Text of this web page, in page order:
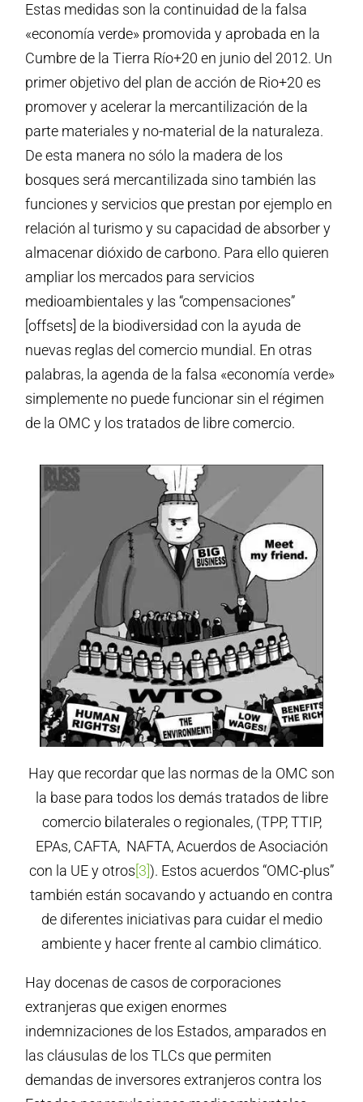
Estas medidas son la continuidad de la falsa
«economía verde» promovida y aprobada en la
Cumbre de la Tierra Río+20 en junio del 2012. Un
primer objetivo del plan de acción de Rio+20 es
promover y acelerar la mercantilización de la
parte materiales y no-material de la naturaleza.
De esta manera no sólo la madera de los
bosques será mercantilizada sino también las
funciones y servicios que prestan por ejemplo en
relación al turismo y su capacidad de absorber y
almacenar dióxido de carbono. Para ello quieren
ampliar los mercados para servicios
medioambientales y las “compensaciones”
[offsets] de la biodiversidad con la ayuda de
nuevas reglas del comercio mundial. En otras
palabras, la agenda de la falsa «economía verde»
simplemente no puede funcionar sin el régimen
de la OMC y los tratados de libre comercio.
Hay que recordar que las normas de la OMC son
la base para todos los demás tratados de libre
comercio bilaterales o regionales, (TPP, TTIP,
EPAs, CAFTA, NAFTA, Acuerdos de Asociación
con la UE y otros[3]). Estos acuerdos “OMC-plus”
también están socavando y actuando en contra
de diferentes iniciativas para cuidar el medio
ambiente y hacer frente al cambio climático.
Hay docenas de casos de corporaciones
extranjeras que exigen enormes
indemnizaciones de los Estados, amparados en
las cláusulas de los TLCs que permiten
demandas de inversores extranjeros contra los